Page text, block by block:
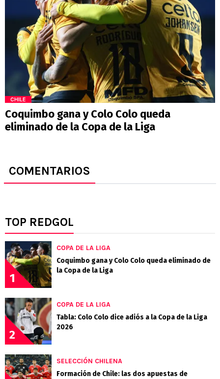
CHILE
Coquimbo gana y Colo Colo queda
eliminado de la Copa de la Liga
COMENTARIOS
TOP REDGOL
1
COPA DE LA LIGA
Coquimbo gana y Colo Colo queda eliminado de
la Copa de la Liga
2
COPA DE LA LIGA
Tabla: Colo Colo dice adiós a la Copa de la Liga
2026
SELECCIÓN CHILENA
Formación de Chile: las dos apuestas de